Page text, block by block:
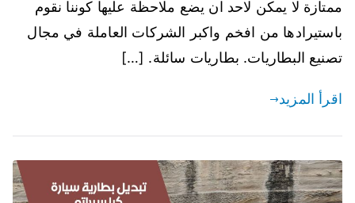
ممتازة لا يمكن لاحد ان يضع ملاحظة عليها كوننا نقوم
باستيرادها من افخم واكبر الشركات العاملة في مجال
تصنيع البطاريات. بطاريات سائلة. […]
اقرأ المزيد